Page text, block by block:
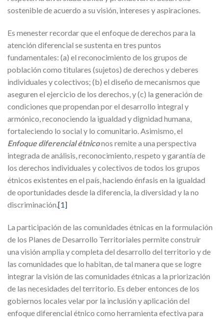
sostenible de acuerdo a su visión, intereses y aspiraciones.
Es menester recordar que el enfoque de derechos para la
atención diferencial se sustenta en tres puntos
fundamentales: (a) el reconocimiento de los grupos de
población como titulares (sujetos) de derechos y deberes
individuales y colectivos; (b) el diseño de mecanismos que
aseguren el ejercicio de los derechos, y (c) la generación de
condiciones que propendan por el desarrollo integral y
armónico, reconociendo la igualdad y dignidad humana,
fortaleciendo lo social y lo comunitario. Asimismo, el
Enfoque diferencial étniconos remite a una perspectiva
integrada de análisis, reconocimiento, respeto y garantía de
los derechos individuales y colectivos de todos los grupos
étnicos existentes en el país, haciendo énfasis en la igualdad
de oportunidades desde la diferencia, la diversidad y la no
discriminación.[1]
La participación de las comunidades étnicas en la formulación
de los Planes de Desarrollo Territoriales permite construir
una visión amplia y completa del desarrollo del territorio y de
las comunidades que lo habitan, de tal manera que se logre
integrar la visión de las comunidades étnicas a la priorización
de las necesidades del territorio. Es deber entonces de los
gobiernos locales velar por la inclusión y aplicación del
enfoque diferencial étnico como herramienta efectiva para